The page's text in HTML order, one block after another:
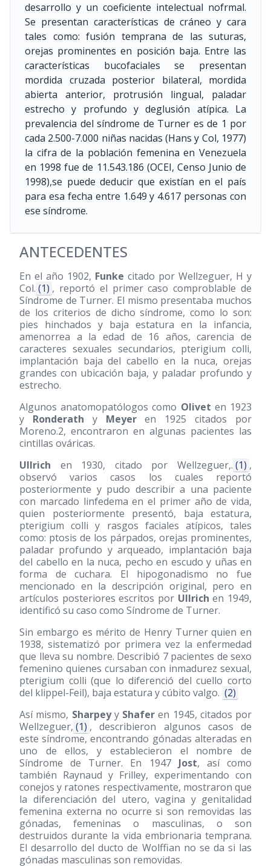
desarrollo y un coeficiente intelectual nofrmal.
Se presentan características de cráneo y cara
tales como: fusión temprana de las suturas,
orejas prominentes en posición baja. Entre las
características bucofaciales se presentan
mordida cruzada posterior bilateral, mordida
abierta anterior, protrusión lingual, paladar
estrecho y profundo y deglusión atípica. La
prevalencia del síndrome de Turner es de 1 por
cada 2.500-7.000 niñas nacidas (Hans y Col, 1977)
la cifra de la población femenina en Venezuela
en 1998 fue de 11.543.186 (OCEI, Censo Junio de
1998),se puede deducir que existían en el país
para esa fecha entre 1.649 y 4.617 personas con
ese síndrome.
ANTECEDENTES
En el año 1902, Funke citado por Wellzeguer, H y
Col. (1) , reportó el primer caso comproblable de
Síndrome de Turner. El mismo presentaba muchos
de los criterios de dicho síndrome, como lo son:
pies hinchados y baja estatura en la infancia,
amenorrea a la edad de 16 años, carencia de
caracteres sexuales secundarios, pterigium colli,
implantación baja del cabello en la nuca, orejas
grandes con ubicación baja, y paladar profundo y
estrecho.
Algunos anatomopatólogos como Olivet en 1923
y Ronderath y Meyeren 1925 citados por
Moreno.2, encontraron en algunas pacientes las
cintillas ováricas.
Ullrich en 1930, citado por Wellzeguer,. (1) ,
observó varios casos los cuales reportó
posteriormente y pudo describir a una paciente
con marcado linfedema en el primer año de vida,
quien posteriormente presentó, baja estatura,
pterigium colli y rasgos faciales atípicos, tales
como: ptosis de los párpados, orejas prominentes,
paladar profundo y arqueado, implantación baja
del cabello en la nuca, pecho en escudo y uñas en
forma de cuchara. El hipogonadismo no fue
mencionado en la descripción original, pero en
artículos posteriores escritos por Ullrich en 1949,
identificó su caso como Síndrome de Turner.
Sin embargo es mérito de Henry Turner quien en
1938, sistematizó por primera vez la enfermedad
que lleva su nombre. Describió 7 pacientes de sexo
femenino quienes cursaban con inmadurez sexual,
pterigium colli (que lo diferenció del cuello corto
del klippel-Feil), baja estatura y cúbito valgo. (2)
Así mismo, Sharpeyy Shafer en 1945, citados por
Wellzeguer, (1) , describieron algunos casos de
este síndrome, encontrando gónadas alteradas en
uno de ellos, y establecieron el nombre de
Síndrome de Turner. En 1947 Jost, así como
también Raynaud y Frilley, experimentando con
conejos y ratones respectivamente, mostraron que
la diferenciación del utero, vagina y genitalidad
femenina externa no ocurre si son removidas las
gónadas, femeninas o masculinas, o son
destruidos durante la vida embrionaria temprana.
El desarrollo del ducto de Wolffian no se da si las
gónadas masculinas son removidas.